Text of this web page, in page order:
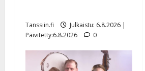
Tanssiin.fi
Julkaistu: 6.8.2026 |
Päivitetty:6.8.2026
0